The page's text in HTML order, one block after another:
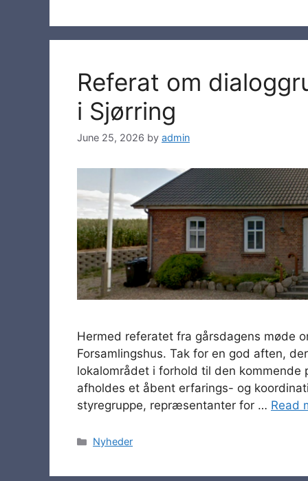
Referat om
i Sjørring
June 25, 2026 by admin
Hermed referatet fra gårsdagens møde
Forsamlingshus. Tak for en god aften,
lokalområdet i forhold til den kommende
afholdes et åbent erfarings- og
styregruppe, repræsentanter for … Read
Categories
Nyheder